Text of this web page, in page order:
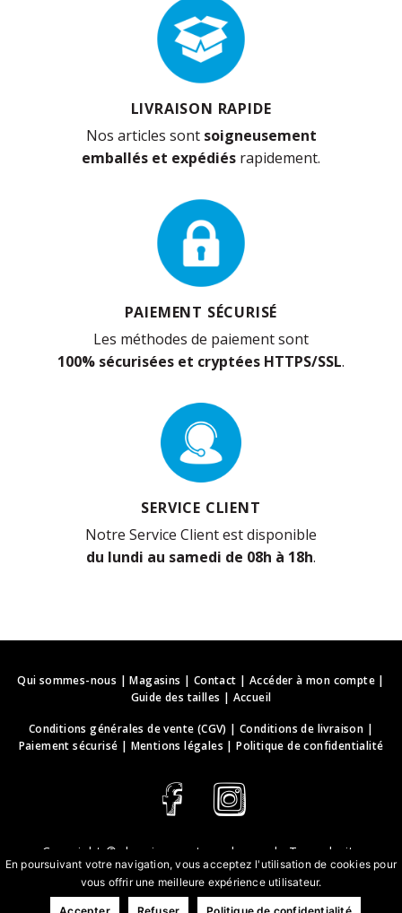
LIVRAISON RAPIDE
Nos articles sont soigneusement
emballés et expédiés rapidement.
PAIEMENT SÉCURISÉ
Les méthodes de paiement sont
100% sécurisées et cryptées HTTPS/SSL.
SERVICE CLIENT
Notre Service Client est disponible
du lundi au samedi de 08h à 18h.
Qui sommes-nous |Magasins | Contact | Accéder à mon compte|
Guide des tailles | Accueil
Conditions générales de vente (CGV) |Conditions de livraison |
Paiement sécurisé | Mentions légales |Politique de confidentialité
Copyright © deguisements-cadeaux.ch
. Tous droits
réservés.
Conception & développement web | webbih.com
En poursuivant votre navigation, vous acceptez l'utilisation de cookies pour
vous offrir une meilleure expérience utilisateur.
Accepter Refuser Politique de confidentialité